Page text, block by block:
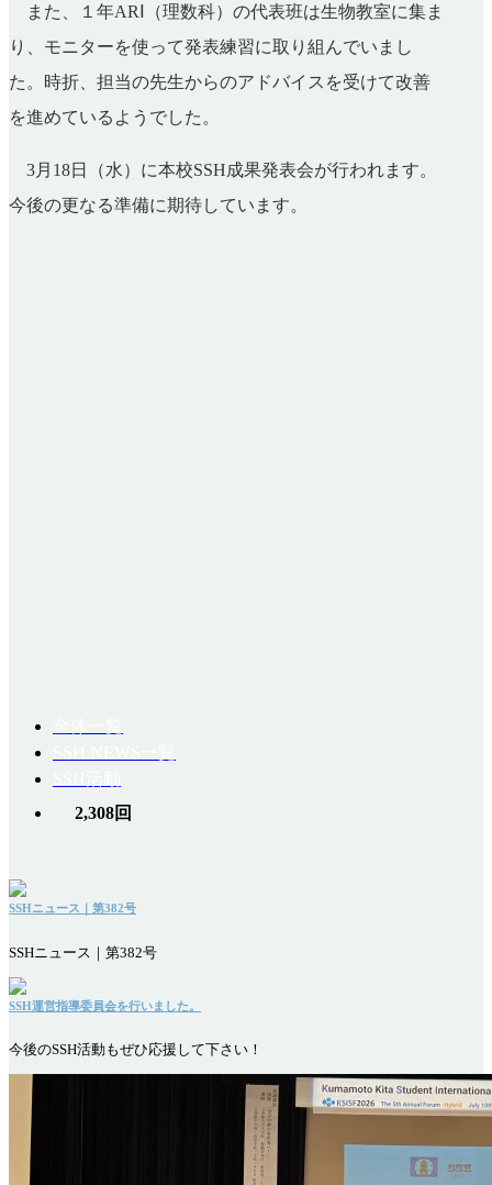
また、１年ARⅠ（理数科）の代表班は生物教室に集ま
り、モニターを使って発表練習に取り組んでいまし
た。時折、担当の先生からのアドバイスを受けて改善
を進めているようでした。
3月18日（水）に本校SSH成果発表会が行われます。
今後の更なる準備に期待しています。
2,308回
SSHニュース｜第382号
SSHニュース｜第382号
SSH運営指導委員会を行いました。
今後のSSH活動もぜひ応援して下さい！